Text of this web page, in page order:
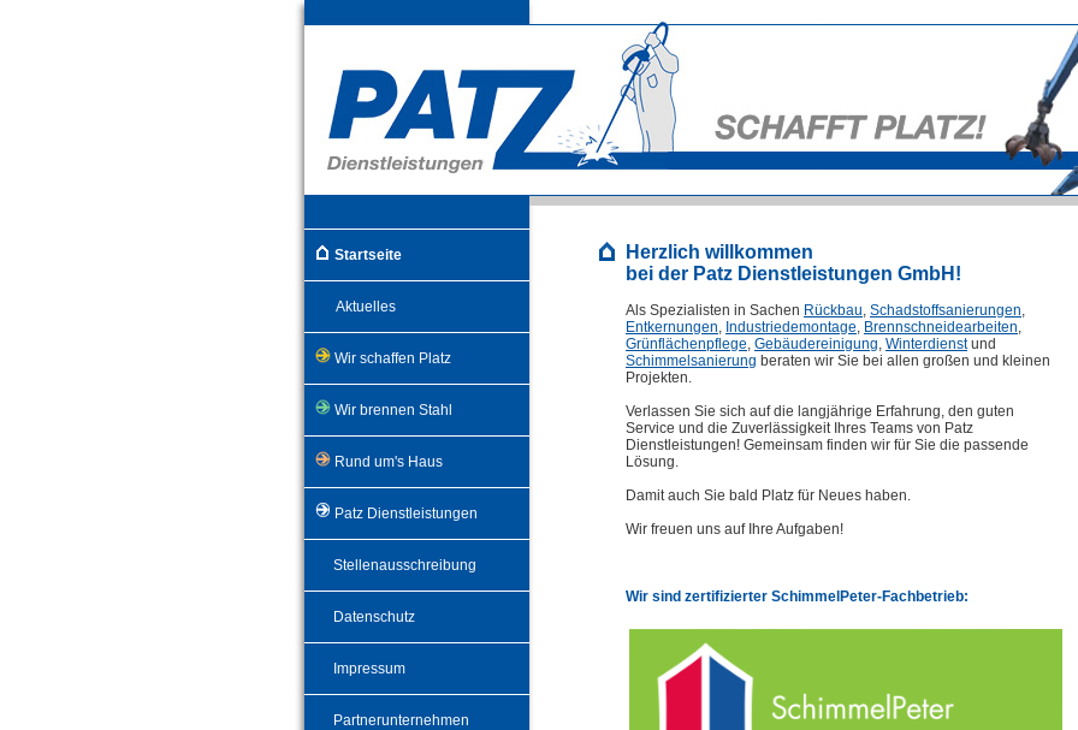
Startseite
Aktuelles
Wir schaffen Platz
Wir brennen Stahl
Rund um's Haus
Patz Dienstleistungen
Stellenausschreibung
Datenschutz
Impressum
Partnerunternehmen
Herzlich willkommen
bei der Patz Dienstleistungen GmbH!
Als Spezialisten in Sachen Rückbau, Schadstoffsanierungen,
Entkernungen, Industriedemontage, Brennschneidearbeiten,
Grünflächenpflege, Gebäudereinigung, Winterdienstund
Schimmelsanierung beraten wir Sie bei allen großen und kleinen
Projekten.
Verlassen Sie sich auf die langjährige Erfahrung, den guten
Service und die Zuverlässigkeit Ihres Teams von Patz
Dienstleistungen! Gemeinsam finden wir für Sie die passende
Lösung.
Damit auch Sie bald Platz für Neues haben.
Wir freuen uns auf Ihre Aufgaben!
Wir sind zertifizierter SchimmelPeter-Fachbetrieb: